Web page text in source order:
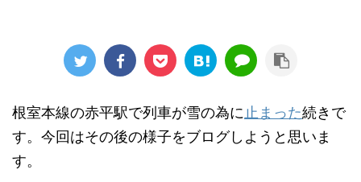
根室本線の赤平駅で列車が雪の為に 止まった続きで
す。今回はその後の様子をブログしようと思いま
す。